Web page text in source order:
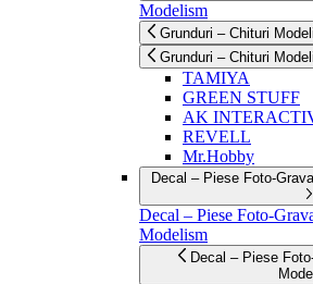
Modelism
Grunduri – Chituri
Grunduri – Chituri
TAMIYA
GREEN STUFF
AK
REVELL
Mr.Hobby
Decal – Piese Foto-
Decal – Piese Foto-
Modelism
Decal – Piese Foto-Gravate și Zimmerit